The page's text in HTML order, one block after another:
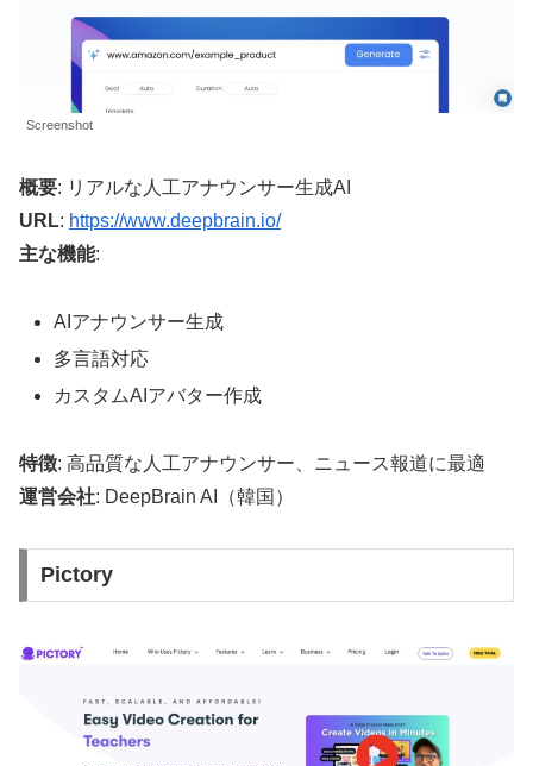
Screenshot
概要: リアルな人工アナウンサー生成AI
URL: https://www.deepbrain.io/
主な機能:
AIアナウンサー生成
多言語対応
カスタムAIアバター作成
特徴: 高品質な人工アナウンサー、ニュース報道に最適
運営会社: DeepBrain AI（韓国）
Pictory